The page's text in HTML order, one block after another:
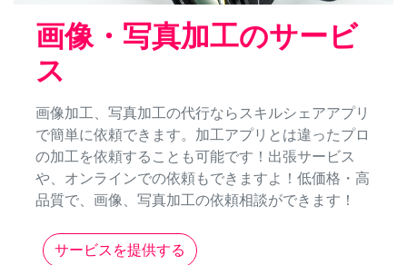
画像・写真加工のサービ
ス
画像加工、写真加工の代行ならスキルシェアアプリ
で簡単に依頼できます。加工アプリとは違ったプロ
の加工を依頼することも可能です！出張サービス
や、オンラインでの依頼もできますよ！低価格・高
品質で、画像、写真加工の依頼相談ができます！
サービスを提供する